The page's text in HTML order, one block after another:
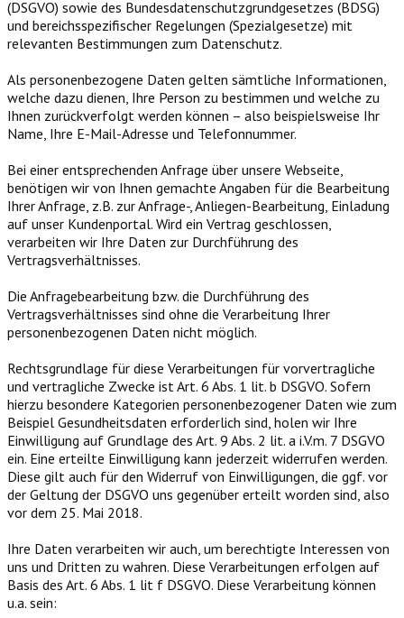
(DSGVO) sowie des Bundesdatenschutzgrundgesetzes (BDSG)
und bereichsspezifischer Regelungen (Spezialgesetze) mit
relevanten Bestimmungen zum Datenschutz.
Als personenbezogene Daten gelten sämtliche Informationen,
welche dazu dienen, Ihre Person zu bestimmen und welche zu
Ihnen zurückverfolgt werden können – also beispielsweise Ihr
Name, Ihre E-Mail-Adresse und Telefonnummer.
Bei einer entsprechenden Anfrage über unsere Webseite,
benötigen wir von Ihnen gemachte Angaben für die Bearbeitung
Ihrer Anfrage, z.B. zur Anfrage-, Anliegen-Bearbeitung, Einladung
auf unser Kundenportal. Wird ein Vertrag geschlossen,
verarbeiten wir Ihre Daten zur Durchführung des
Vertragsverhältnisses.
Die Anfragebearbeitung bzw. die Durchführung des
Vertragsverhältnisses sind ohne die Verarbeitung Ihrer
personenbezogenen Daten nicht möglich.
Rechtsgrundlage für diese Verarbeitungen für vorvertragliche
und vertragliche Zwecke ist Art. 6 Abs. 1 lit. b DSGVO. Sofern
hierzu besondere Kategorien personenbezogener Daten wie zum
Beispiel Gesundheitsdaten erforderlich sind, holen wir Ihre
Einwilligung auf Grundlage des Art. 9 Abs. 2 lit. a i.V.m. 7 DSGVO
ein. Eine erteilte Einwilligung kann jederzeit widerrufen werden.
Diese gilt auch für den Widerruf von Einwilligungen, die ggf. vor
der Geltung der DSGVO uns gegenüber erteilt worden sind, also
vor dem 25. Mai 2018.
Ihre Daten verarbeiten wir auch, um berechtigte Interessen von
uns und Dritten zu wahren. Diese Verarbeitungen erfolgen auf
Basis des Art. 6 Abs. 1 lit f DSGVO. Diese Verarbeitung können
u.a. sein: